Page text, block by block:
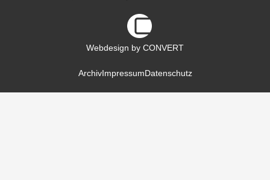
Webdesign by CONVERT
ArchivImpressum Datenschutz